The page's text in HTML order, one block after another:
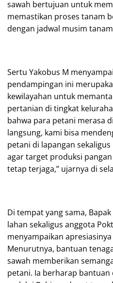
sawah bertujuan untuk
memastikan proses tanam
dengan jadwal musim
Sertu Yakobus M
pendampingan ini
kewilayahan untuk
pertanian di tingkat
bahwa para petani merasa
langsung, kami bisa
petani di lapangan
agar target produksi
tetap terjaga,” ujarnya di
Di tempat yang sama,
lahan sekaligus anggota
menyampaikan
Menurutnya, bantuan
sawah memberikan
petani. Ia berharap